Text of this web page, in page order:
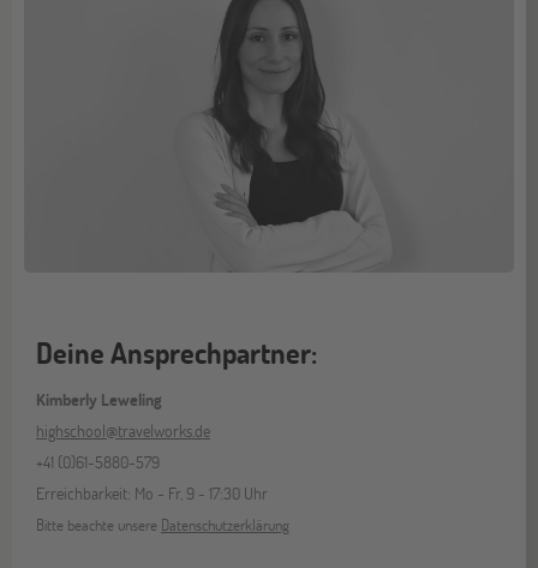
Deine Ansprechpartner:
Kimberly Leweling
highschool@travelworks.de
+41 (0)61-5880-579
Erreichbarkeit: Mo - Fr, 9 - 17:30 Uhr
Bitte beachte unsere Datenschutzerklärung